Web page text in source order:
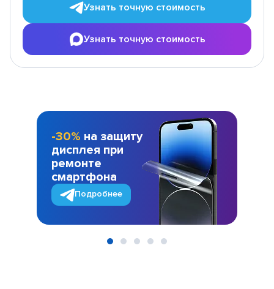
Узнать точную стоимость
Узнать точную стоимость
-30% на защиту
дисплея при
ремонте
смартфона
Подробнее